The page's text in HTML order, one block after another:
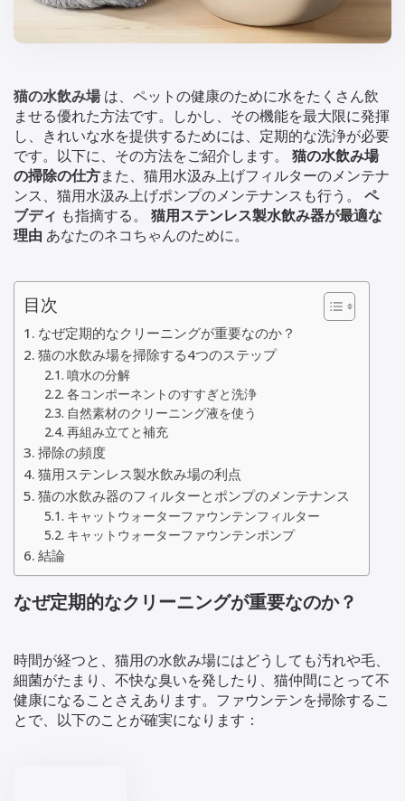
猫の水飲み場は、ペットの健康のために水をたくさん飲
ませる優れた方法です。しかし、その機能を最大限に発揮
し、きれいな水を提供するためには、定期的な洗浄が必要
です。以下に、その方法をご紹介します。 猫の水飲み場
の掃除の仕方また、猫用水汲み上げフィルターのメンテナ
ンス、猫用水汲み上げポンプのメンテナンスも行う。
ペ
ブディ も指摘する。 猫用ステンレス製水飲み器が最適な
理由 あなたのネコちゃんのために。
目次
なぜ定期的なクリーニングが重要なのか？
猫の水飲み場を掃除する4つのステップ
噴水の分解
各コンポーネントのすすぎと洗浄
自然素材のクリーニング液を使う
再組み立てと補充
掃除の頻度
猫用ステンレス製水飲み場の利点
猫の水飲み器のフィルターとポンプのメンテナンス
キャットウォーターファウンテンフィルター
キャットウォーターファウンテンポンプ
結論
なぜ定期的なクリーニングが重要なのか？
時間が経つと、猫用の水飲み場にはどうしても汚れや毛、
細菌がたまり、不快な臭いを発したり、猫仲間にとって不
健康になることさえあります。ファウンテンを掃除するこ
とで、以下のことが確実になります：